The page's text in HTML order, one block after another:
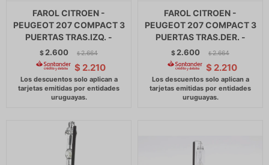
FAROL CITROEN -
PEUGEOT 207 COMPACT 3
PUERTAS TRAS.IZQ. -
$ 2.600 $ 2.664
$ 2.210
FAROL CITROEN -
PEUGEOT 207 COMPACT 3
PUERTAS TRAS.DER. -
$ 2.600 $ 2.664
$ 2.210